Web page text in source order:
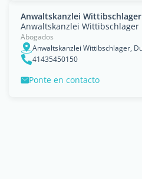
Anwaltskanzlei Wittibschlager
Anwaltskanzlei Wittibschlager
Abogados
41435450150
Ponte en contacto